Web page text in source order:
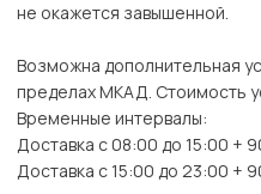
не окажется завышенной.
Возможна дополнительная
пределах МКАД. Стоимость
Временные интервалы:
Доставка с 08:00 до 15:00 +
Доставка с 15:00 до 23:00 +